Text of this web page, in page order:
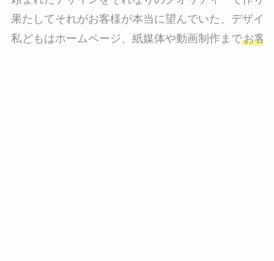
果たしてそれがお客様が本当に望んでいた、デザイ
私どもはホームページ、紙媒体や動画制作までお客